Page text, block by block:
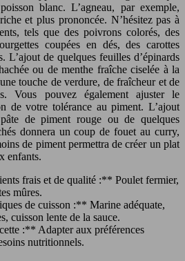
blanc. L’agneau, par exemple,
et plus prononcée. N’hésitez pas à
tels que des poivrons colorés, des
coupées en dés, des carottes
L’ajout de quelques feuilles d’épinards
ou de menthe fraîche ciselée à la
touche de verdure, de fraîcheur et de
Vous pouvez également ajuster le
de votre tolérance au piment. L’ajout
de piment rouge ou de quelques
donnera un coup de fouet au curry,
de piment permettra de créer un plat
enfants.
frais et de qualité :** Poulet fermier,
mûres.
de cuisson :** Marine adéquate,
cuisson lente de la sauce.
:** Adapter aux préférences
nutritionnels.